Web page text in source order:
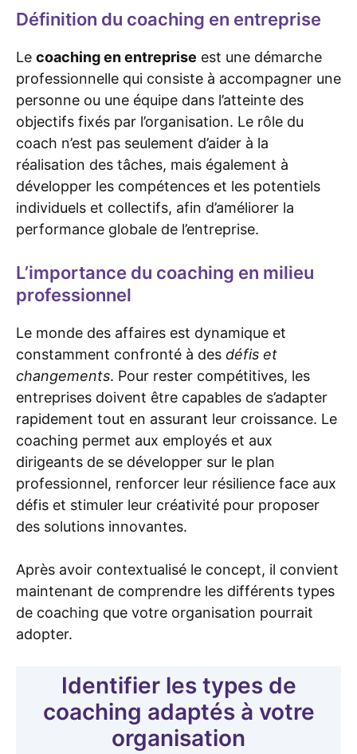
Définition du coaching en entreprise
Le coaching en entreprise est une démarche
professionnelle qui consiste à accompagner une
personne ou une équipe dans l’atteinte des
objectifs fixés par l’organisation. Le rôle du
coach n’est pas seulement d’aider à la
réalisation des tâches, mais également à
développer les compétences et les potentiels
individuels et collectifs, afin d’améliorer la
performance globale de l’entreprise.
L’importance du coaching en milieu
professionnel
Le monde des affaires est dynamique et
constamment confronté à des défis et
changements. Pour rester compétitives, les
entreprises doivent être capables de s’adapter
rapidement tout en assurant leur croissance. Le
coaching permet aux employés et aux
dirigeants de se développer sur le plan
professionnel, renforcer leur résilience face aux
défis et stimuler leur créativité pour proposer
des solutions innovantes.
Après avoir contextualisé le concept, il convient
maintenant de comprendre les différents types
de coaching que votre organisation pourrait
adopter.
Identifier les types de
coaching adaptés à votre
organisation